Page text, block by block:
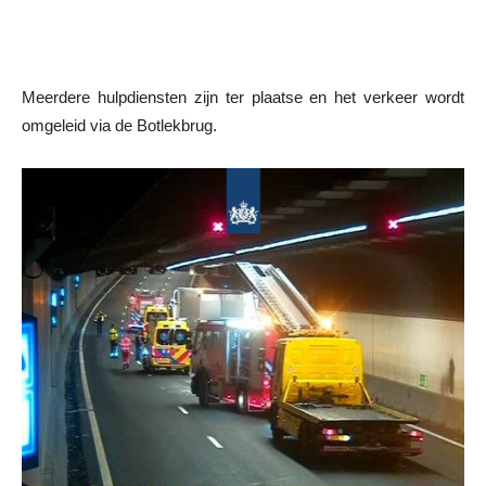
Meerdere hulpdiensten zijn ter plaatse en het verkeer wordt
omgeleid via de Botlekbrug.